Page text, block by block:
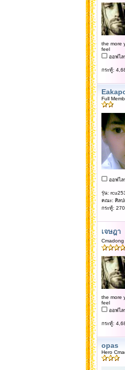
the more
feel
ออฟไล
กระทู้:
Full
ออฟไล
รุ่น:
คณะ: ศิลป
กระทู้: 270
เจษฎา
the more
feel
ออฟไล
กระทู้:
opas
Hero